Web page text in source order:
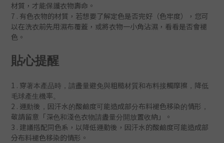
材質，才能保護衣物壽命。
7 . 有色衣物的材質，若想要了解定色是否完好（色牢度），您可
以在洗衣前先用濕布覆蓋，或將衣物一小角沾濕，看看是否會褪
色 。
貼心提醒
1 . 穿著本產品時，請盡量避免與粗糙材質和布料接觸摩擦，降低
毛球產生機率。
2 . 運動後， 因汗水的酸鹼度可能造成部分布料褪色移染的情形，
敬請留意 「深色和淺色衣物請盡量分開放置收納 」 。
3 . 建議搭配同色系， 以降低運動後， 因汗水的酸鹼度可能造成部
分布料褪色移染的情形 。